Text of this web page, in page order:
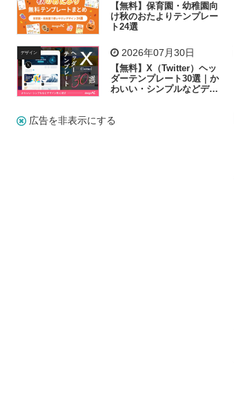
【無料】保育園・幼稚園向
け秋のおたよりテンプレー
ト24選
デザイン 2026年07月30日
【無料】X（Twitter）ヘッ
ダーテンプレート30選｜か
わいい・シンプルなどデザ
広告を非表示にする